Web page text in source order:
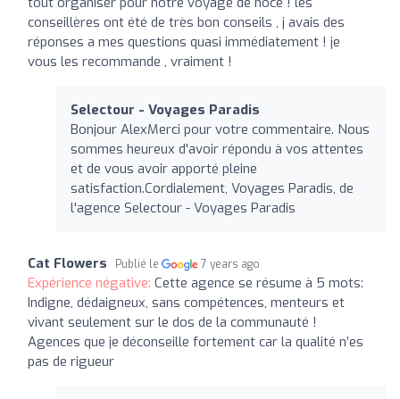
conseillères ont été de très bon conseils , j avais des
réponses a mes questions quasi immédiatement ! je
vous les recommande , vraiment !
Selectour - Voyages Paradis
Bonjour AlexMerci pour votre commentaire. Nous
sommes heureux d'avoir répondu à vos attentes
et de vous avoir apporté pleine
satisfaction.Cordialement, Voyages Paradis, de
l'agence Selectour - Voyages Paradis
Cat Flowers Publié le 7 years ago
Expérience négative: Cette agence se résume à 5 mots:
Indigne, dédaigneux, sans compétences, menteurs et
vivant seulement sur le dos de la communauté !
Agences que je déconseille fortement car la qualité n’es
pas de rigueur